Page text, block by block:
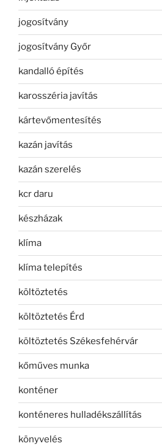
jogosítvány
jogosítvány Győr
kandalló építés
karosszéria javítás
kártevőmentesítés
kazán javítás
kazán szerelés
kcr daru
készházak
klíma
klíma telepítés
költöztetés
költöztetés Érd
költöztetés Székesfehérvár
kőműves munka
konténer
konténeres hulladékszállítás
könyvelés